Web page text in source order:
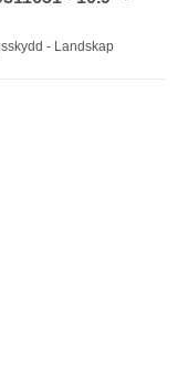
- Landskap